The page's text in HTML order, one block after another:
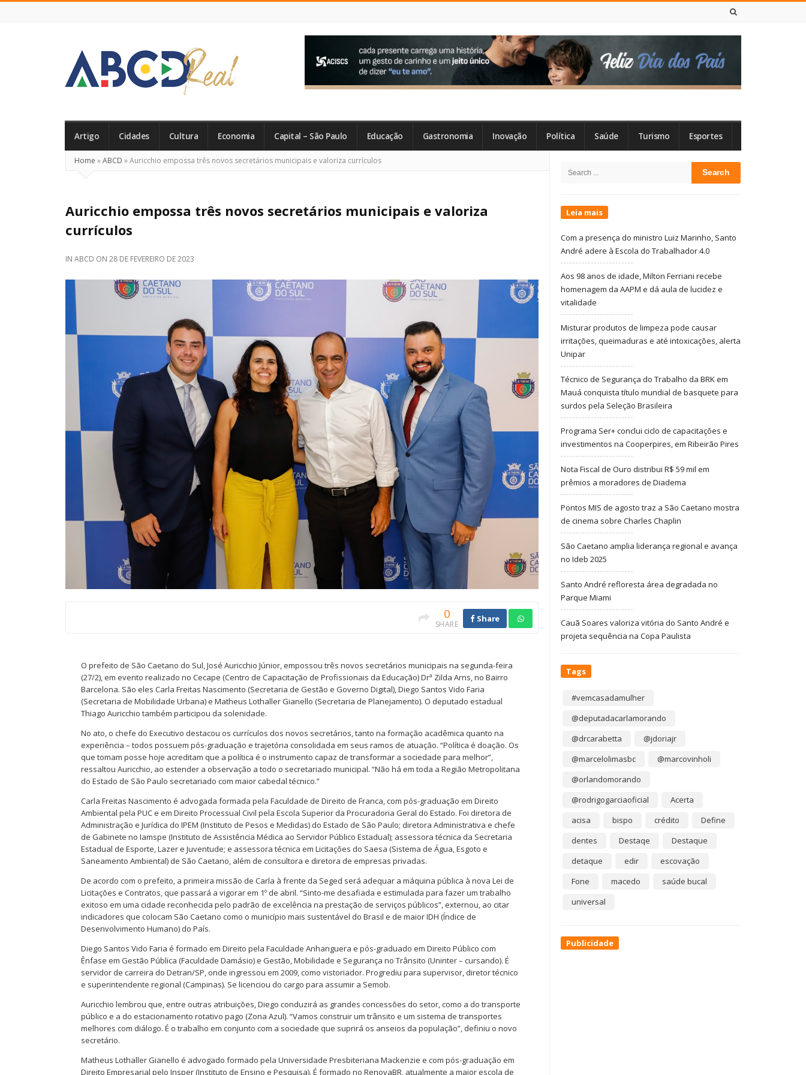
Real
Artigo Cidades Cultura Economia Capital – São Paulo Educação Gastronomia Inovação Política Saúde Turismo Esportes
Home »ABCD »Auricchio empossa três novos secretários municipais e valoriza currículos
Auricchio empossa três novos secretários municipais e valoriza
currículos
IN ABCD ON 28 DE FEVEREIRO DE 2023
0
SHARE
Share
O prefeito de São Caetano do Sul, José Auricchio Júnior, empossou três novos secretários municipais na segunda-feira
(27/2), em evento realizado no Cecape (Centro de Capacitação de Profissionais da Educação) Drª Zilda Arns, no Bairro
Barcelona. São eles Carla Freitas Nascimento (Secretaria de Gestão e Governo Digital), Diego Santos Vido Faria
(Secretaria de Mobilidade Urbana) e Matheus Lothaller Gianello (Secretaria de Planejamento). O deputado estadual
Thiago Auricchio também participou da solenidade.
No ato, o chefe do Executivo destacou os currículos dos novos secretários, tanto na formação acadêmica quanto na
experiência – todos possuem pós-graduação e trajetória consolidada em seus ramos de atuação. “Política é doação. Os
que tomam posse hoje acreditam que a política é o instrumento capaz de transformar a sociedade para melhor”,
ressaltou Auricchio, ao estender a observação a todo o secretariado municipal. “Não há em toda a Região Metropolitana
do Estado de São Paulo secretariado com maior cabedal técnico.”
Carla Freitas Nascimento é advogada formada pela Faculdade de Direito de Franca, com pós-graduação em Direito
Ambiental pela PUC e em Direito Processual Civil pela Escola Superior da Procuradoria Geral do Estado. Foi diretora de
Administração e Jurídica do IPEM (Instituto de Pesos e Medidas) do Estado de São Paulo; diretora Administrativa e chefe
de Gabinete no Iamspe (Instituto de Assistência Médica ao Servidor Público Estadual); assessora técnica da Secretaria
Estadual de Esporte, Lazer e Juventude; e assessora técnica em Licitações do Saesa (Sistema de Água, Esgoto e
Saneamento Ambiental) de São Caetano, além de consultora e diretora de empresas privadas.
De acordo com o prefeito, a primeira missão de Carla à frente da Seged será adequar a máquina pública à nova Lei de
Licitações e Contratos, que passará a vigorar em 1º de abril. “Sinto-me desafiada e estimulada para fazer um trabalho
exitoso em uma cidade reconhecida pelo padrão de excelência na prestação de serviços públicos”, externou, ao citar
indicadores que colocam São Caetano como o município mais sustentável do Brasil e de maior IDH (Índice de
Desenvolvimento Humano) do País.
Diego Santos Vido Faria é formado em Direito pela Faculdade Anhanguera e pós-graduado em Direito Público com
Ênfase em Gestão Pública (Faculdade Damásio) e Gestão, Mobilidade e Segurança no Trânsito (Uninter – cursando). É
servidor de carreira do Detran/SP, onde ingressou em 2009, como vistoriador. Progrediu para supervisor, diretor técnico
e superintendente regional (Campinas). Se licenciou do cargo para assumir a Semob.
Auricchio lembrou que, entre outras atribuições, Diego conduzirá as grandes concessões do setor, como a do transporte
público e a do estacionamento rotativo pago (Zona Azul). “Vamos construir um trânsito e um sistema de transportes
melhores com diálogo. É o trabalho em conjunto com a sociedade que suprirá os anseios da população”, definiu o novo
secretário.
Matheus Lothaller Gianello é advogado formado pela Universidade Presbiteriana Mackenzie e com pós-graduação em
Direito Empresarial pelo Insper (Instituto de Ensino e Pesquisa). É formado no RenovaBR, atualmente a maior escola de
Sidebar
Search
Leia mais
Com a presença do ministro Luiz Marinho, Santo
André adere à Escola do Trabalhador 4.0
Aos 98 anos de idade, Milton Ferriani recebe
homenagem da AAPM e dá aula de lucidez e
vitalidade
Misturar produtos de limpeza pode causar
irritações, queimaduras e até intoxicações, alerta
Unipar
Técnico de Segurança do Trabalho da BRK em
Mauá conquista título mundial de basquete para
surdos pela Seleção Brasileira
Programa Ser+ conclui ciclo de capacitações e
investimentos na Cooperpires, em Ribeirão Pires
Nota Fiscal de Ouro distribui R$ 59 mil em
prêmios a moradores de Diadema
Pontos MIS de agosto traz a São Caetano mostra
de cinema sobre Charles Chaplin
São Caetano amplia liderança regional e avança
no Ideb 2025
Santo André refloresta área degradada no
Parque Miami
Cauã Soares valoriza vitória do Santo André e
projeta sequência na Copa Paulista
Tags
#vemcasadamulher
@deputadacarlamorando
@drcarabetta
@jdoriajr
@marcelolimasbc
@marcovinholi
@orlandomorando
@rodrigogarciaoficial
Acerta
acisa
bispo crédito
Define
dentes
Destaqe
Destaque
detaque
edir
escovação
Fone
macedo
saúde bucal
universal
Publicidade